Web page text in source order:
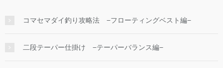
コマセマダイ釣り攻略法 −フローティングベスト編−
二段テーパー仕掛け −テーパーバランス編−